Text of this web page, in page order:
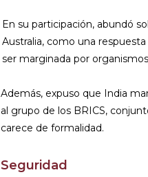
En su participación, abundó
Australia, como una
ser marginada por
Además, expuso que India
al grupo de los BRICS,
carece de formalidad.
Seguridad